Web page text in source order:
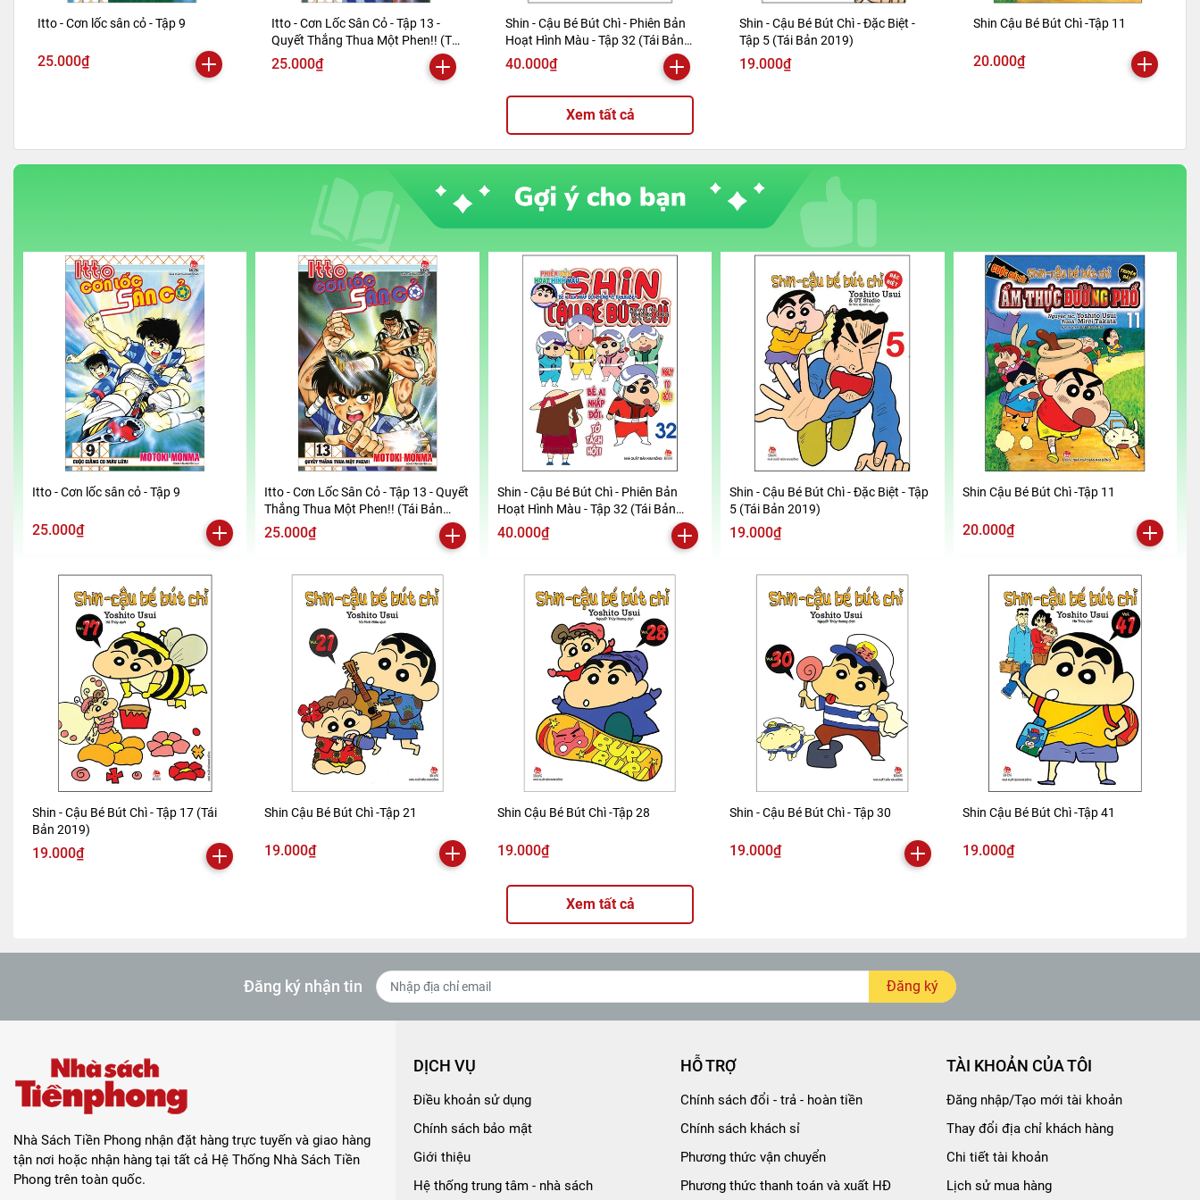
Itto - Cơn lốc sân cỏ - Tập 9
25.000₫
Itto - Cơn Lốc Sân Cỏ - Tập 13 -
Quyết Thắng Thua Một Phen!! (Tái
Bản 2024)
25.000₫
Shin - Cậu Bé Bút Chì - Phiên Bản
Hoạt Hình Màu - Tập 32 (Tái Bản
2019)
40.000₫
Shin - Cậu Bé Bút Chì - Đặc Biệt -
Tập 5 (Tái Bản 2019)
19.000₫
Shin Cậu Bé Bút Chì -Tập 11
20.000₫
Xem tất cả
Itto - Cơn lốc sân cỏ - Tập 9
25.000₫
Itto - Cơn Lốc Sân Cỏ - Tập 13 - Quyết
Thắng Thua Một Phen!! (Tái Bản
2024)
25.000₫
Shin - Cậu Bé Bút Chì - Phiên Bản
Hoạt Hình Màu - Tập 32 (Tái Bản
2019)
40.000₫
Shin - Cậu Bé Bút Chì - Đặc Biệt - Tập
5 (Tái Bản 2019)
19.000₫
Shin Cậu Bé Bút Chì -Tập 11
20.000₫
Shin - Cậu Bé Bút Chì - Tập 17 (Tái
Bản 2019)
19.000₫
Shin Cậu Bé Bút Chì -Tập 21
19.000₫
Shin Cậu Bé Bút Chì -Tập 28
19.000₫
Shin - Cậu Bé Bút Chì - Tập 30
19.000₫
Shin Cậu Bé Bút Chì -Tập 41
19.000₫
Xem tất cả
Đăng ký nhận tin Đăng ký
Nhà Sách Tiền Phong nhận đặt hàng trực tuyến và giao hàng
tận nơi hoặc nhận hàng tại tất cả Hệ Thống Nhà Sách Tiền
Phong trên toàn quốc.
DỊCH VỤ
Điều khoản sử dụng
Chính sách bảo mật
Giới thiệu
Hệ thống trung tâm - nhà sách
HỖ TRỢ
Chính sách đổi - trả - hoàn tiền
Chính sách khách sỉ
Phương thức vận chuyển
Phương thức thanh toán và xuất HĐ
TÀI KHOẢN CỦA TÔI
Đăng nhập/Tạo mới tài khoản
Thay đổi địa chỉ khách hàng
Chi tiết tài khoản
Lịch sử mua hàng